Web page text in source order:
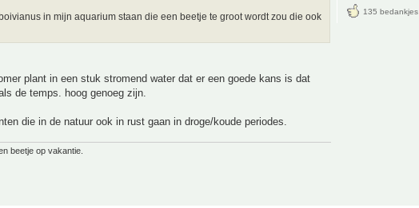
in mijn aquarium staan die een beetje te groot wordt zou die ook
plant in een stuk stromend water dat er een goede kans is dat
de temps. hoog genoeg zijn.
die in de natuur ook in rust gaan in droge/koude periodes.
beetje op vakantie.
135 bedankjes